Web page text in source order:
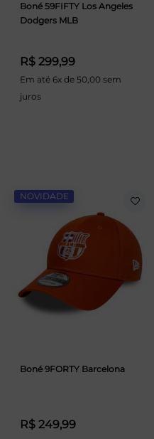
Boné 59FIFTY Los Angeles
Dodgers MLB
R$ 299,99
Em até 6x de 50,00 sem
juros
NOVIDADE
Boné 9FORTY Barcelona
R$ 249,99